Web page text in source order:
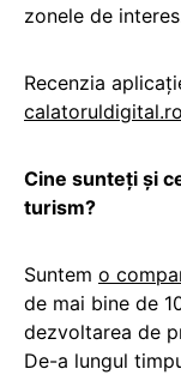
zonele de
Recenzia
calatoruldigital.ro
Cine sunteți și
turism?
Suntem o
de mai bine de
dezvoltarea de
De-a lungul